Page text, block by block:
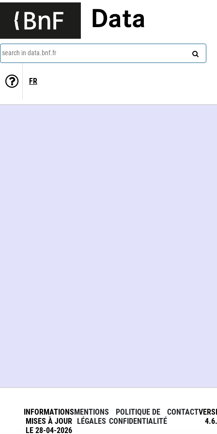
Data
search in data.bnf.fr
FR
INFORMATIONS
MISES À JOUR
LE 28-04-2026
MENTIONS
LÉGALES
POLITIQUE DE
CONFIDENTIALITÉ
CONTACT